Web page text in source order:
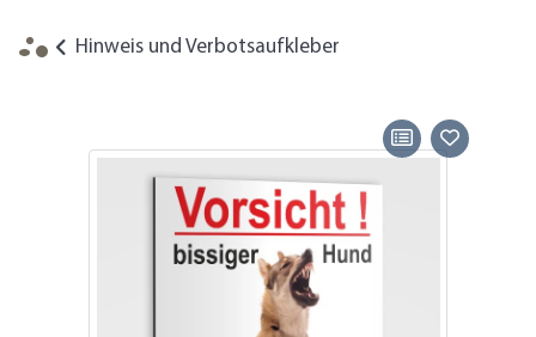
Hinweis und Verbotsaufkleber